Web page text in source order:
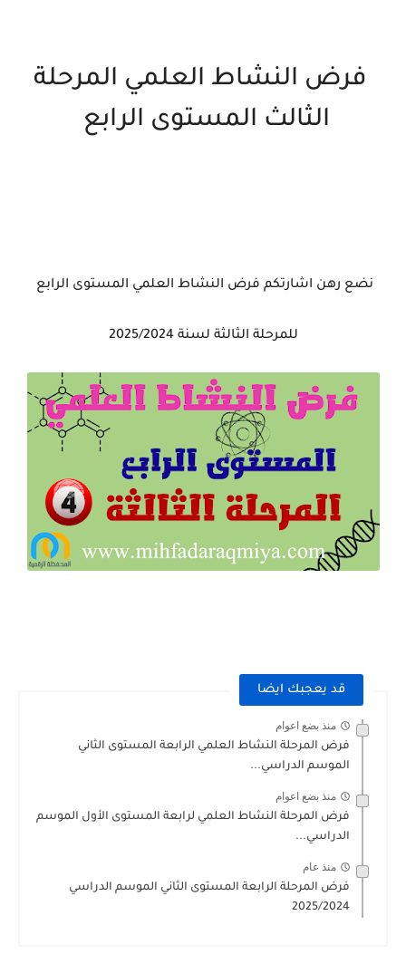
فرض النشاط العلمي المرحلة
الثالث المستوى الرابع
نضع رهن اشارتكم فرض النشاط العلمي المستوى الرابع
للمرحلة الثالثة لسنة 2025/2024
قد يعجبك ايضا
منذ بضع اعوام
فرض المرحلة النشاط العلمي الرابعة المستوى الثاني
الموسم الدراسي...
منذ بضع اعوام
فرض المرحلة النشاط العلمي لرابعة المستوى الأول الموسم
الدراسي...
منذ عام
فرض المرحلة الرابعة المستوى الثاني الموسم الدراسي
2025/2024